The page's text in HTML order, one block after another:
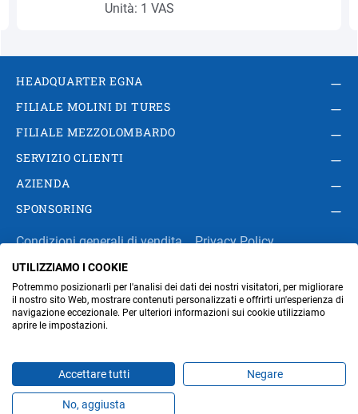
Unità: 1 VAS
HEADQUARTER EGNA
FILIALE MOLINI DI TURES
FILIALE MEZZOLOMBARDO
SERVIZIO CLIENTI
AZIENDA
SPONSORING
Condizioni generali di vendita
Privacy Policy
Impressum
Modifica impostazioni dei cookie
Amministrazione
UTILIZZIAMO I COOKIE
Potremmo posizionarli per l'analisi dei dati dei nostri visitatori, per migliorare
il nostro sito Web, mostrare contenuti personalizzati e offrirti un'esperienza di
navigazione eccezionale. Per ulteriori informazioni sui cookie utilizziamo
aprire le impostazioni.
Accettare tutti Negare
No, aggiusta